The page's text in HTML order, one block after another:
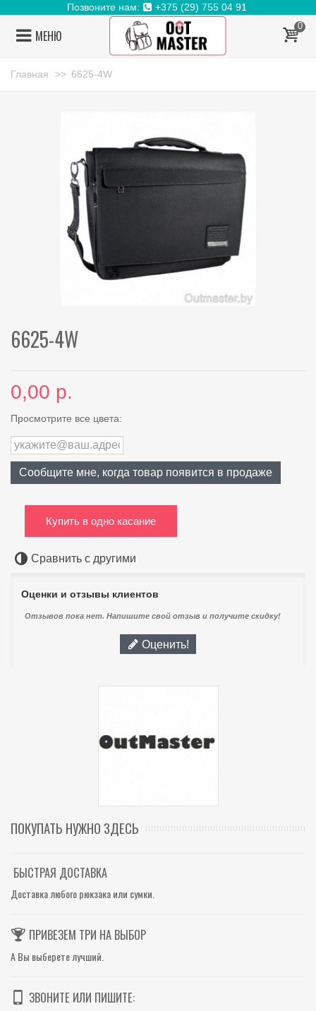
Позвоните нам: +375 (29) 755 04 91
МЕНЮ
0
Главная >> 6625-4W
6625-4W
0,00 р.
Просмотрите все цвета:
Сообщите мне, когда товар появится в продаже
Купить в одно касание
Сравнить с другими
Оценки и отзывы клиентов
Отзывов пока нет. Напишите свой отзыв и получите скидку!
Оценить!
ПОКУПАТЬ НУЖНО ЗДЕСЬ
БЫСТРАЯ ДОСТАВКА
Доставка любого рюкзака или сумки.
ПРИВЕЗЕМ ТРИ НА ВЫБОР
А Вы выберете лучший.
ЗВОНИТЕ ИЛИ ПИШИТЕ: